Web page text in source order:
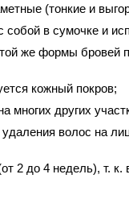
(тонкие и
собой в сумочке и
же формы бровей
кожный покров;
многих других
волос на
2 до 4 недель), т. к.